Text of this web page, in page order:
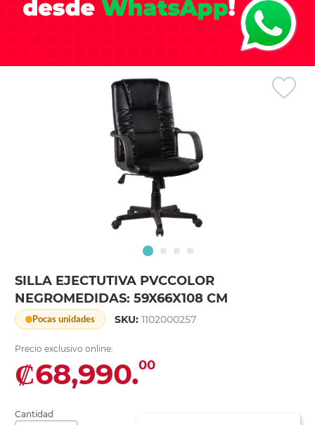
SILLA EJECTUTIVA PVCCOLOR
NEGROMEDIDAS: 59X66X108 CM
Pocas unidades SKU:1102000257
Precio exclusivo online:
₡68,990.00
Cantidad